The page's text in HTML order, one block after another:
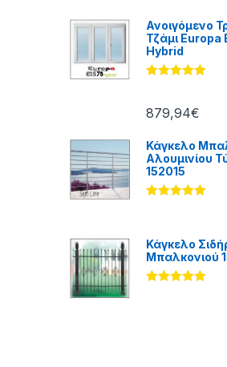
Ανοιγόμενο
Τζάμι Europa
Hybrid
από 5
879,94€
Κάγκελο
Αλουμινίου
152015
Κάγκελο
Μπαλκονιού